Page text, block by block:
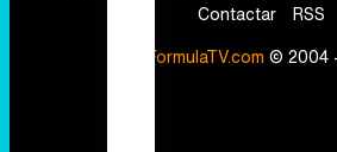
Contactar
RSS
FormulaTV.com © 2004